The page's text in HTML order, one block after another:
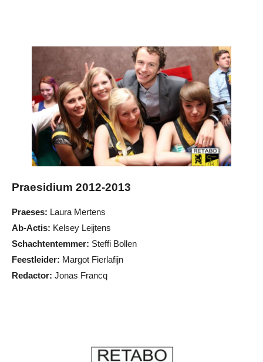
Praesidium 2012-2013
Praeses: Laura Mertens
Ab-Actis: Kelsey Leijtens
Schachtentemmer: Steffi Bollen
Feestleider: Margot Fierlafijn
Redactor: Jonas Francq